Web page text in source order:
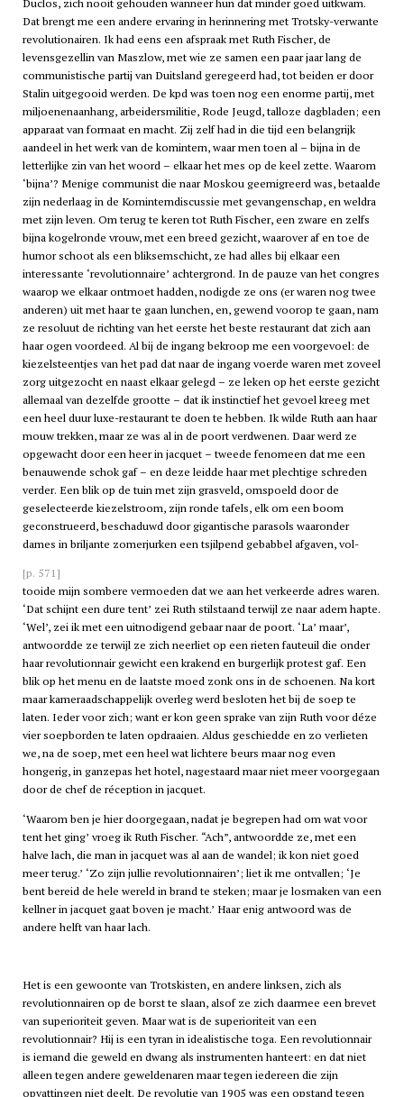
Dat brengt me een andere ervaring in herinnering met Trotsky-verwante
revolutionairen. Ik had eens een afspraak met Ruth Fischer, de
levensgezellin van Maszlow, met wie ze samen een paar jaar lang de
communistische partij van Duitsland geregeerd had, tot beiden er door
Stalin uitgegooid werden. De kpdwas toen nog een enorme partij, met
miljoenenaanhang, arbeidersmilitie, Rode Jeugd, talloze dagbladen; een
apparaat van formaat en macht. Zij zelf had in die tijd een belangrijk
aandeel in het werk van de komintern, waar men toen al – bijna in de
letterlijke zin van het woord – elkaar het mes op de keel zette. Waarom
‘bijna’? Menige communist die naar Moskou geemigreerd was, betaalde
zijn nederlaag in de Kominterndiscussie met gevangenschap, en weldra
met zijn leven. Om terug te keren tot Ruth Fischer, een zware en zelfs
bijna kogelronde vrouw, met een breed gezicht, waarover af en toe de
humor schoot als een bliksemschicht, ze had alles bij elkaar een
interessante ‘revolutionnaire’ achtergrond. In de pauze van het congres
waarop we elkaar ontmoet hadden, nodigde ze ons (er waren nog twee
anderen) uit met haar te gaan lunchen, en, gewend voorop te gaan, nam
ze resoluut de richting van het eerste het beste restaurant dat zich aan
haar ogen voordeed. Al bij de ingang bekroop me een voorgevoel: de
kiezelsteentjes van het pad dat naar de ingang voerde waren met zoveel
zorg uitgezocht en naast elkaar gelegd – ze leken op het eerste gezicht
allemaal van dezelfde grootte – dat ik instinctief het gevoel kreeg met
een heel duur luxe-restaurant te doen te hebben. Ik wilde Ruth aan haar
mouw trekken, maar ze was al in de poort verdwenen. Daar werd ze
opgewacht door een heer in jacquet – tweede fenomeen dat me een
benauwende schok gaf – en deze leidde haar met plechtige schreden
verder. Een blik op de tuin met zijn grasveld, omspoeld door de
geselecteerde kiezelstroom, zijn ronde tafels, elk om een boom
geconstrueerd, beschaduwd door gigantische parasols waaronder
dames in briljante zomerjurken een tsjilpend gebabbel afgaven, vol-
[p. 571]
tooide mijn sombere vermoeden dat we aan het verkeerde adres waren.
‘Dat schijnt een dure tent’ zei Ruth stilstaand terwijl ze naar adem hapte.
‘Wel’, zei ik met een uitnodigend gebaar naar de poort. ‘La’ maar’,
antwoordde ze terwijl ze zich neerliet op een rieten fauteuil die onder
haar revolutionnair gewicht een krakend en burgerlijk protest gaf. Een
blik op het menu en de laatste moed zonk ons in de schoenen. Na kort
maar kameraadschappelijk overleg werd besloten het bij de soep te
laten. Ieder voor zich; want er kon geen sprake van zijn Ruth voor déze
vier soepborden te laten opdraaien. Aldus geschiedde en zo verlieten
we, na de soep, met een heel wat lichtere beurs maar nog even
hongerig, in ganzepas het hotel, nagestaard maar niet meer voorgegaan
door de chef de réception in jacquet.
‘Waarom ben je hier doorgegaan, nadat je begrepen had om wat voor
tent het ging’ vroeg ik Ruth Fischer. “Ach”, antwoordde ze, met een
halve lach, die man in jacquet was al aan de wandel; ik kon niet goed
meer terug.’ ‘Zo zijn jullie revolutionnairen’; liet ik me ontvallen; ‘Je
bent bereid de hele wereld in brand te steken; maar je losmaken van een
kellner in jacquet gaat boven je macht.’ Haar enig antwoord was de
andere helft van haar lach.
Het is een gewoonte van Trotskisten, en andere linksen, zich als
revolutionnairen op de borst te slaan, alsof ze zich daarmee een brevet
van superioriteit geven. Maar wat is de superioriteit van een
revolutionnair? Hij is een tyran in idealistische toga. Een revolutionnair
is iemand die geweld en dwang als instrumenten hanteert: en dat niet
alleen tegen andere geweldenaren maar tegen iedereen die zijn
opvattingen niet deelt. De revolutie van 1905 was een opstand tegen